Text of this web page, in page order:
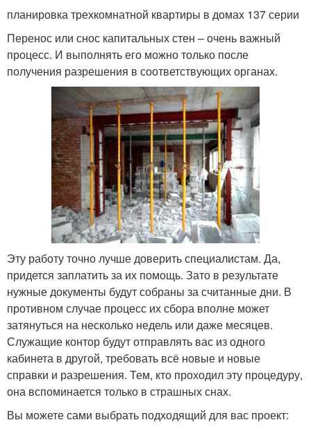
планировка трехкомнатной квартиры в домах 137 серии
Перенос или снос капитальных стен – очень важный
процесс. И выполнять его можно только после
получения разрешения в соответствующих органах.
Эту работу точно лучше доверить специалистам. Да,
придется заплатить за их помощь. Зато в результате
нужные документы будут собраны за считанные дни. В
противном случае процесс их сбора вполне может
затянуться на несколько недель или даже месяцев.
Служащие контор будут отправлять вас из одного
кабинета в другой, требовать всё новые и новые
справки и разрешения. Тем, кто проходил эту процедуру,
она вспоминается только в страшных снах.
Вы можете сами выбрать подходящий для вас проект: